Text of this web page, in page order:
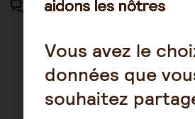
FORUM
PLAN
Vous avez le
données que
souhaitez